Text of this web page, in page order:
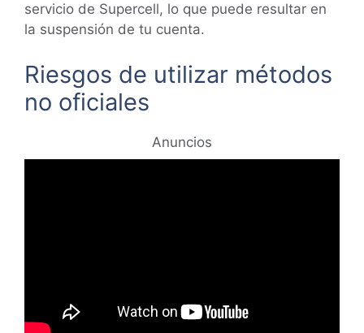
servicio de Supercell, lo que puede resultar en
la suspensión de tu cuenta.
Riesgos de utilizar métodos
no oficiales
Anuncios